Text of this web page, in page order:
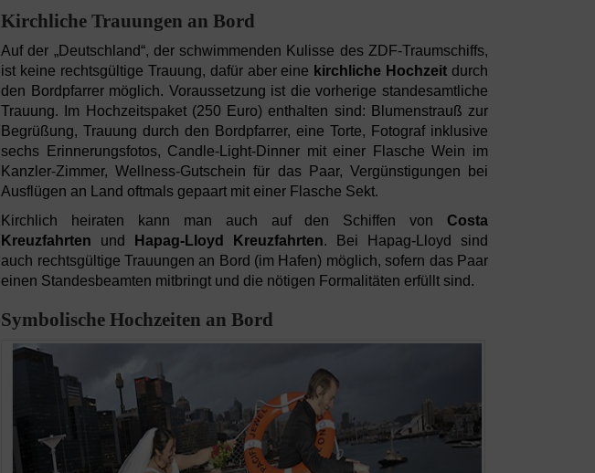
Kirchliche Trauungen an Bord
Auf der „Deutschland“, der schwimmenden Kulisse des ZDF-Traumschiffs,
ist keine rechtsgültige Trauung, dafür aber eine kirchliche Hochzeit durch
den Bordpfarrer möglich. Voraussetzung ist die vorherige standesamtliche
Trauung. Im Hochzeitspaket (250 Euro) enthalten sind: Blumenstrauß zur
Begrüßung, Trauung durch den Bordpfarrer, eine Torte, Fotograf inklusive
sechs Erinnerungsfotos, Candle-Light-Dinner mit einer Flasche Wein im
Kanzler-Zimmer, Wellness-Gutschein für das Paar, Vergünstigungen bei
Ausflügen an Land oftmals gepaart mit einer Flasche Sekt.
Kirchlich heiraten kann man auch auf den Schiffen von Costa
Kreuzfahrten und Hapag-Lloyd Kreuzfahrten. Bei Hapag-Lloyd sind
auch rechtsgültige Trauungen an Bord (im Hafen) möglich, sofern das Paar
einen Standesbeamten mitbringt und die nötigen Formalitäten erfüllt sind.
Symbolische Hochzeiten an Bord